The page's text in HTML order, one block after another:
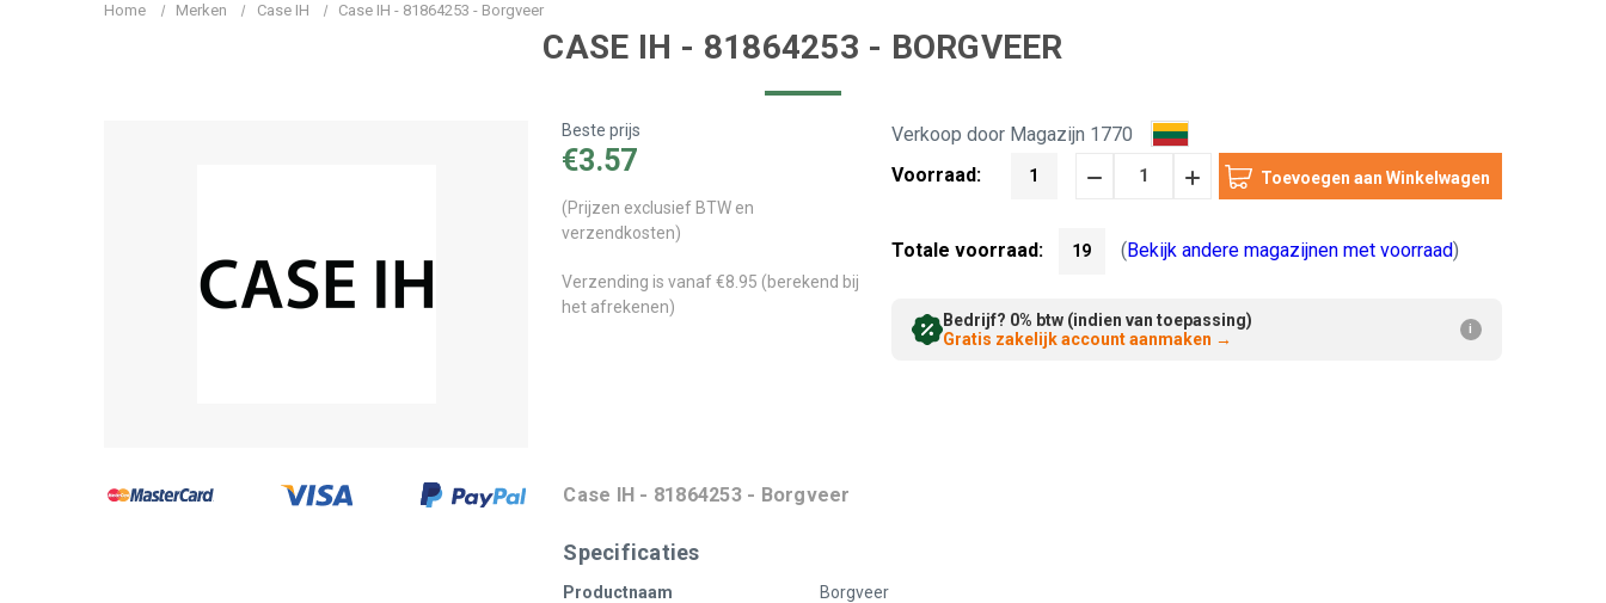
Home Merken Case IH Case IH - 81864253 - Borgveer
CASE IH - 81864253 - BORGVEER
Beste prijs
€3.57
(Prijzen exclusief BTW en
verzendkosten)
Verzending is vanaf €8.95 (berekend bij
het afrekenen)
Verkoop door Magazijn 1770
Voorraad:
1 HoeveelheidHoeveelheid
Totale voorraad: 19 (Bekijk andere magazijnen met voorraad)
Bedrijf? 0% btw (indien van toepassing)
Gratis zakelijk account aanmaken → i
Case IH - 81864253 - Borgveer
Specificaties
Productnaam
Borgveer